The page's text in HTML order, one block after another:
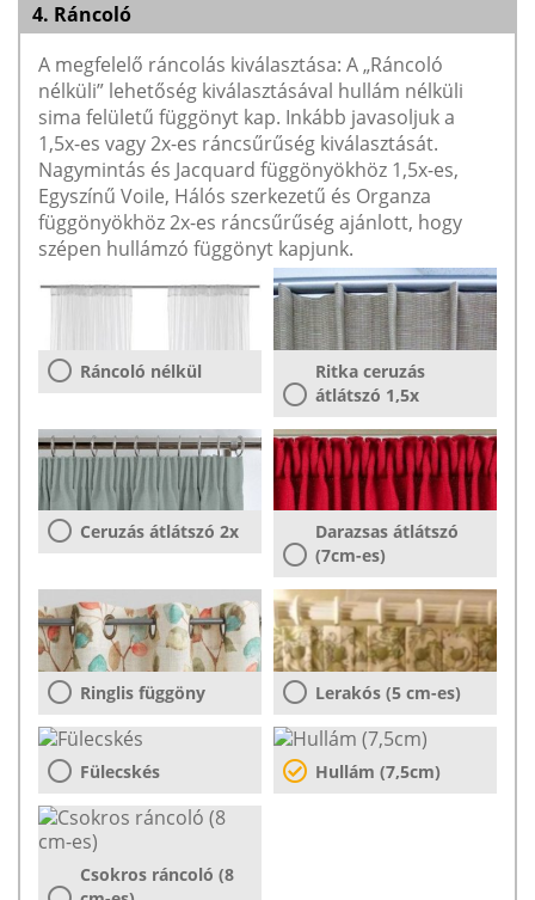
4. Ráncoló
A megfelelő ráncolás kiválasztása: A „Ráncoló
nélküli” lehetőség kiválasztásával hullám nélküli
sima felületű függönyt kap. Inkább javasoljuk a
1,5x-es vagy 2x-es ráncsűrűség kiválasztását.
Nagymintás és Jacquard függönyökhöz 1,5x-es,
Egyszínű Voile, Hálós szerkezetű és Organza
függönyökhöz 2x-es ráncsűrűség ajánlott, hogy
szépen hullámzó függönyt kapjunk.
Ráncoló nélkül
Ritka ceruzás
átlátszó 1,5x
Ceruzás átlátszó 2x
Darazsas átlátszó
(7cm-es)
Ringlis függöny Lerakós (5 cm-es)
Fülecskés Hullám (7,5cm)
Csokros ráncoló (8